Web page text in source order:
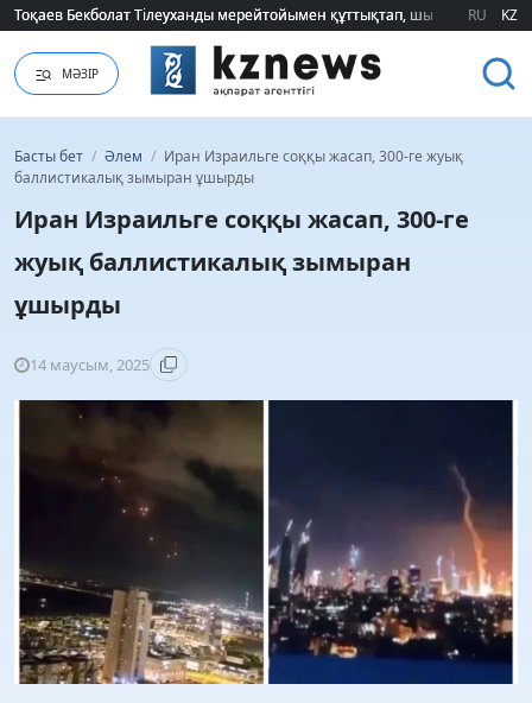
Тоқаев Бекболат Тілеуханды мерейтойымен құттықтап, шығармашылық
Тоқаев Бекболат Тілеуханды мерейтойымен құттықтап, шығармашылық
RU KZ
МӘЗІР
Басты бет / Әлем / Иран Израильге соққы жасап, 300-ге жуық
баллистикалық зымыран ұшырды
Иран Израильге соққы жасап, 300-ге
жуық баллистикалық зымыран
ұшырды
14 маусым, 2025